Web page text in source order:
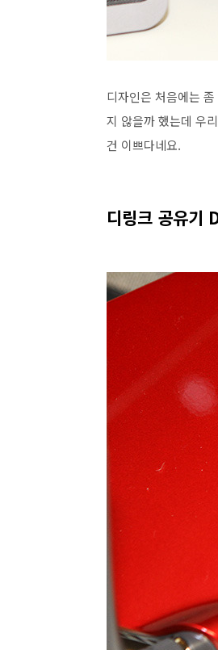
디자인은 처음에는
지 않을까 했는데 우
건 이쁘다네요.
디링크 공유기